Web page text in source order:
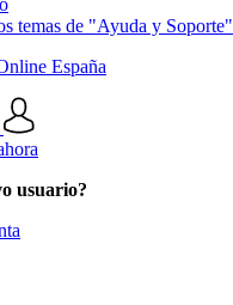
temas de "Ayuda y Soporte"
usuario?